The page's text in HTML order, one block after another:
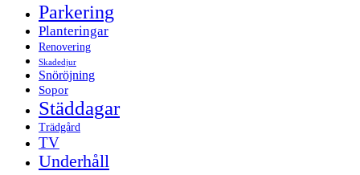
Parkering
Planteringar
Renovering
Skadedjur
Snöröjning
Sopor
Städdagar
Trädgård
TV
Underhåll